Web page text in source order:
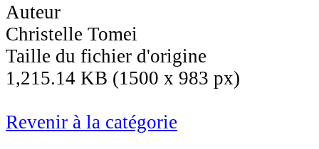
Auteur
Christelle Tomei
Taille du fichier d'origine
1,215.14 KB (1500 x 983 px)
Revenir à la catégorie